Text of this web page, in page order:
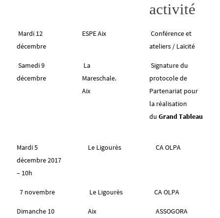
activité
Mardi 12
décembre
ESPE Aix
Conférence et
ateliers / Laïcité
Samedi 9
décembre
La
Mareschale.
Aix
Signature du
protocole de
Partenariat pour
la réalisation
du Grand Tableau
Mardi 5
décembre 2017
– 10h
Le Ligourès CA OLPA
7 novembre Le Ligourès CA OLPA
Dimanche 10
Aix ASSOGORA